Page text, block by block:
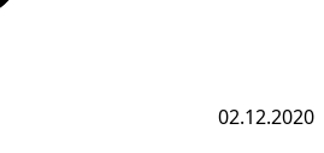
02.12.2020